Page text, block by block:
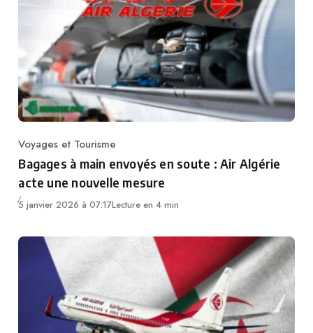
Category
Voyages et Tourisme
Bagages à main envoyés en soute : Air Algérie
acte une nouvelle mesure
5 janvier 2026 à 07:17Lecture en 4 min